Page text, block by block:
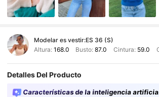
Modelar es vestir:ES 36 (S)
Altura: 168.0 Busto:87.0 Cintura: 59.0
Detalles Del Producto
Características de la inteligencia